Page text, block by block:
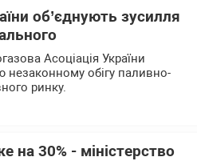
об’єднують зусилля
Асоціація України
незаконному обігу паливно-
ринку.
на 30% - міністерство